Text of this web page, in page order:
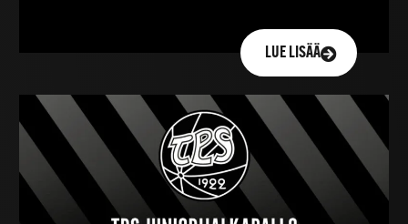
LUE LISÄÄ